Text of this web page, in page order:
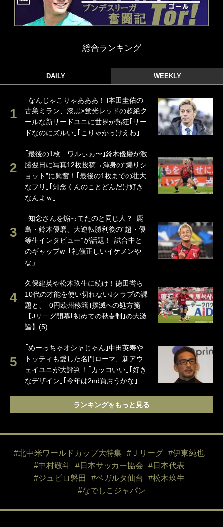
総合ランキング
DAILY WEEKLY
｢なんじゃこりゃあああ！｣本田圭佑の
古巣ミラン、漆黒×蛍光レッドの超絶ク
ールな新サードユニに世界が熱狂｢サー
ドなのにズルい｣｢こりゃかっけえわ｣
｢最後の1枚…ワルぃゎ〜｣鈴木優磨が激
勝翌日に写真12枚投稿→渾身の“煽りシ
ョット”に興奮！｢最後の1枚までの壮大
なフリ｣｢知念くんのことどんだけ好き
なんよｗ｣
｢知念さんを煽ってたのと同じ人？｣鹿
島・鈴木優磨、大逆転勝利後の“超・優
等生インタビュー”が話題！｢試合中と
のギャップw｣｢礼儀正しいイケメンや
な」
久保建英や松木玖生に続け！徳田誉ら
10代の才能を使い切れないJクラブの課
題と、｢0円欧州移籍｣撲滅への処方箋
【Jリーグ開幕｢初めての秋春制｣の大激
論】(5)
｢めーっちゃオシャじゃん｣中田英寿や
トッティも愛した名門ローマ、新アウ
ェイユニが大評判！｢カッコいい｣｢好き
なデザイン｣｢今年は2nd買おうかな｣
ランキングをもっと見る
#北中米ワールドカップ大特集 #Ｊリーグ
#伊東純也
#中村敬斗
#日本サッカー協会
#日本代表
#ジュビロ磐田
#ベガルタ仙台
#松木玖生
#なでしこジャパン